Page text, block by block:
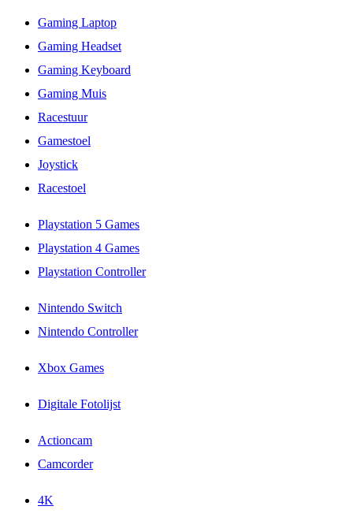
Gaming Laptop
Gaming Headset
Gaming Keyboard
Gaming Muis
Racestuur
Gamestoel
Joystick
Racestoel
Playstation 5 Games
Playstation 4 Games
Playstation Controller
Nintendo Switch
Nintendo Controller
Xbox Games
Digitale Fotolijst
Actioncam
Camcorder
4K